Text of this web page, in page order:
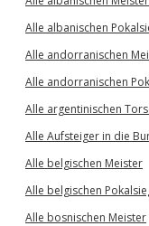
Alle albanischen
Alle andorranischen
Alle andorranischen
Alle argentinischen
Alle Aufsteiger in die
Alle belgischen Meister
Alle belgischen
Alle bosnischen Meister